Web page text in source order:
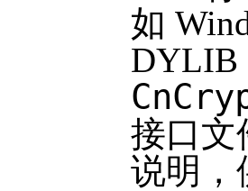
如
DYLIB
接口文
说明，